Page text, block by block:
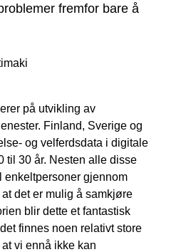
fremfor bare å
på utvikling av
Finland, Sverige og
og velferdsdata i digitale
til 30 år. Nesten alle disse
enkeltpersoner gjennom
det er mulig å samkjøre
blir dette et fantastisk
finnes noen relativt store
vi ennå ikke kan